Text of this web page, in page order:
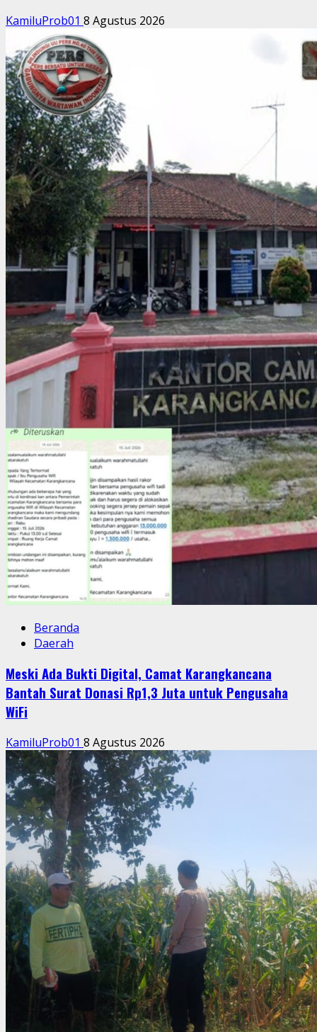
KamiluProb01 8 Agustus 2026
Beranda
Daerah
Meski Ada Bukti Digital, Camat Karangkancana
Bantah Surat Donasi Rp1,3 Juta untuk Pengusaha
WiFi
KamiluProb01 8 Agustus 2026